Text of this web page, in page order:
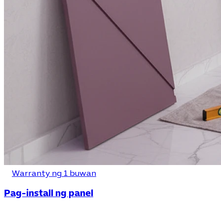
Warranty ng 1 buwan
Pag-install ng panel